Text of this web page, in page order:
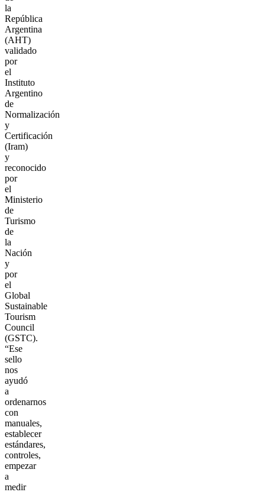
la
República
Argentina
(AHT)
validado
por
el
Instituto
Argentino
de
Normalización
y
Certificación
(Iram)
y
reconocido
por
el
Ministerio
de
Turismo
de
la
Nación
y
por
el
Global
Sustainable
Tourism
Council
(GSTC).
“Ese
sello
nos
ayudó
a
ordenarnos
con
manuales,
establecer
estándares,
controles,
empezar
a
medir